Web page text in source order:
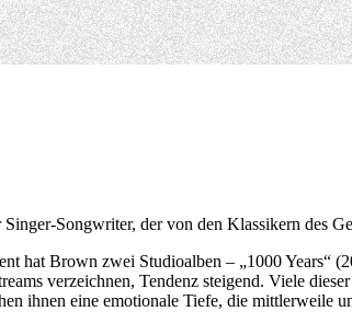
Songwriter, der von den Klassikern des
hat Brown zwei Studioalben – „1000
verzeichnen, Tendenz steigend. Viele
ihnen eine emotionale Tiefe, die mittlerweile